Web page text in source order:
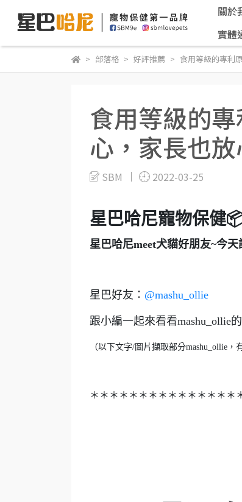
關於
實體
部落格 好評推薦 食用等級的專利
食用等級的
心，家長也
SBM 2022-03-25
星巴哈尼寵物保健
星巴哈尼meet犬貓好朋友~今天
星巴好友： @mashu_ollie
跟小編一起來看看mashu_ollie
（以下文字/圖片擷取部分mashu_ollie
＊＊＊＊＊＊＊＊＊＊＊＊＊＊＊